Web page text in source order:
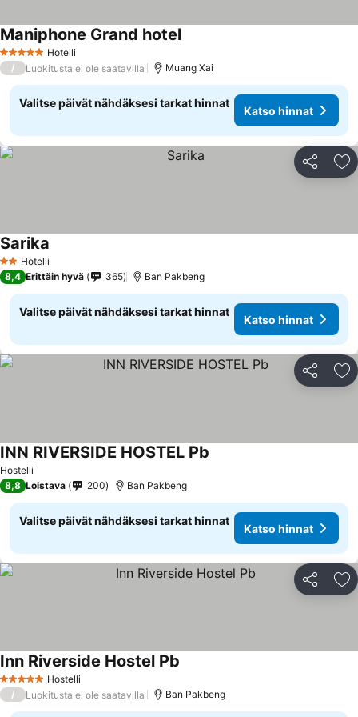
5 Tähtiluokitus
Hotelli
Maniphone Grand hotel
/ Luokitusta ei ole saatavilla Muang Xai
Valitse päivät nähdäksesi tarkat hinnat
Katso hinnat
Jaa
2 Tähtiluokitus
Hotelli
Sarika
8,4 Erittäin hyvä 365 Ban Pakbeng
Valitse päivät nähdäksesi tarkat hinnat
Katso hinnat
Jaa
Hostelli
INN RIVERSIDE HOSTEL Pb
8,8 Loistava 200 Ban Pakbeng
Valitse päivät nähdäksesi tarkat hinnat
Katso hinnat
Jaa
5 TähtiluokitusHostelli
Inn Riverside Hostel Pb
/ Luokitusta ei ole saatavilla Ban Pakbeng